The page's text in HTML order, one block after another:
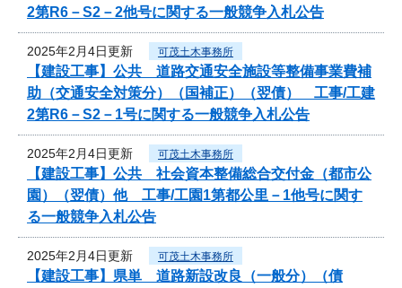
2第R6－S2－2他号に関する一般競争入札公告
2025年2月4日更新 可茂土木事務所
【建設工事】公共 道路交通安全施設等整備事業費補
助（交通安全対策分）（国補正）（翌債） 工事/工建
2第R6－S2－1号に関する一般競争入札公告
2025年2月4日更新 可茂土木事務所
【建設工事】公共 社会資本整備総合交付金（都市公
園）（翌債）他 工事/工園1第都公里－1他号に関す
る一般競争入札公告
2025年2月4日更新 可茂土木事務所
【建設工事】県単 道路新設改良（一般分）（債